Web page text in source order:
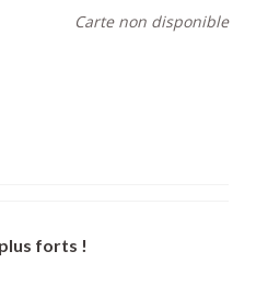
Carte non disponible
forts !